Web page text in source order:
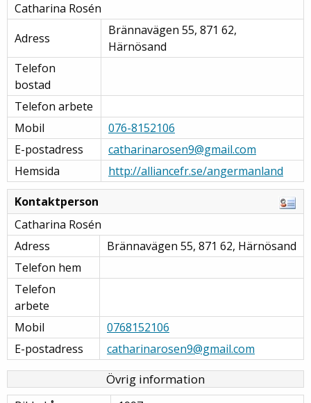
Catharina Rosén
Adress
Brännavägen 55, 871 62,
Härnösand
Telefon
bostad
Telefon arbete
Mobil
076-8152106
E-postadress
catharinarosen9@gmail.com
Hemsida
http://alliancefr.se/angermanland
Kontaktperson
Catharina Rosén
Adress
Brännavägen 55, 871 62, Härnösand
Telefon hem
Telefon
arbete
Mobil
0768152106
E-postadress
catharinarosen9@gmail.com
Övrig information